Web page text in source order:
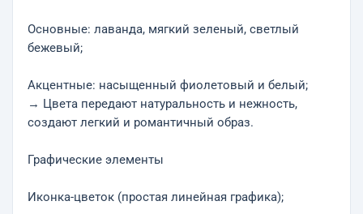
Основные: лаванда, мягкий зеленый, светлый
бежевый;
Акцентные: насыщенный фиолетовый и белый;
→ Цвета передают натуральность и нежность,
создают легкий и романтичный образ.
Графические элементы
Иконка-цветок (простая линейная графика);